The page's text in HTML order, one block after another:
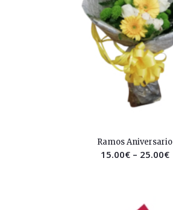
Ramos Aniversario
15.00€– 25.00€